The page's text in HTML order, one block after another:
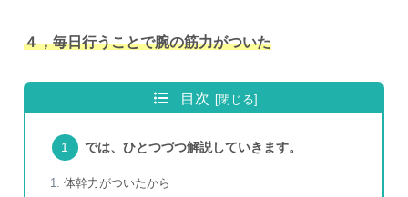
４，毎日行うことで腕の筋力がついた
目次
では、ひとつづつ解説していきます。
体幹力がついたから